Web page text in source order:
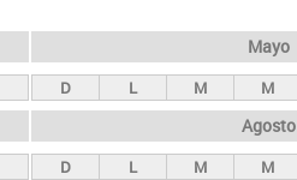
Mayo
D L M M
Agosto
D L M M